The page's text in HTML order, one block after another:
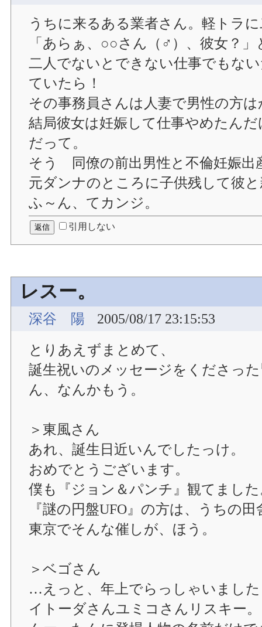
うちに来るある業者さん。軽トラ
「あらぁ、○○さん（♂）、彼女？
二人でないとできない仕事でもな
ていたら！
その事務員さんは人妻で男性の方
結局彼女は妊娠して仕事やめたん
だって。
そう 同僚の前出男性と不倫妊娠出
元ダンナのところに子供残して彼
ふ～ん、てカンジ。
引用しない
レスー。
深谷 陽
2005/08/17 23:15:53
とりあえずまとめて、
誕生祝いのメッセージをくださっ
ん、なんかもう。
＞東風さん
あれ、誕生日近いんでしたっけ。
おめでとうございます。
僕も『ジョン＆パンチ』観てまし
『謎の円盤UFO』の方は、うちの
東京でそんな催しが、ほう。
＞ベゴさん
…えっと、年上でらっしゃいました
イトーダさんユミコさんリスキー。